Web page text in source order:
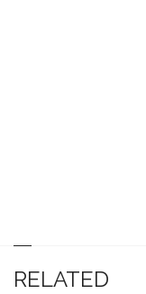
RELATED